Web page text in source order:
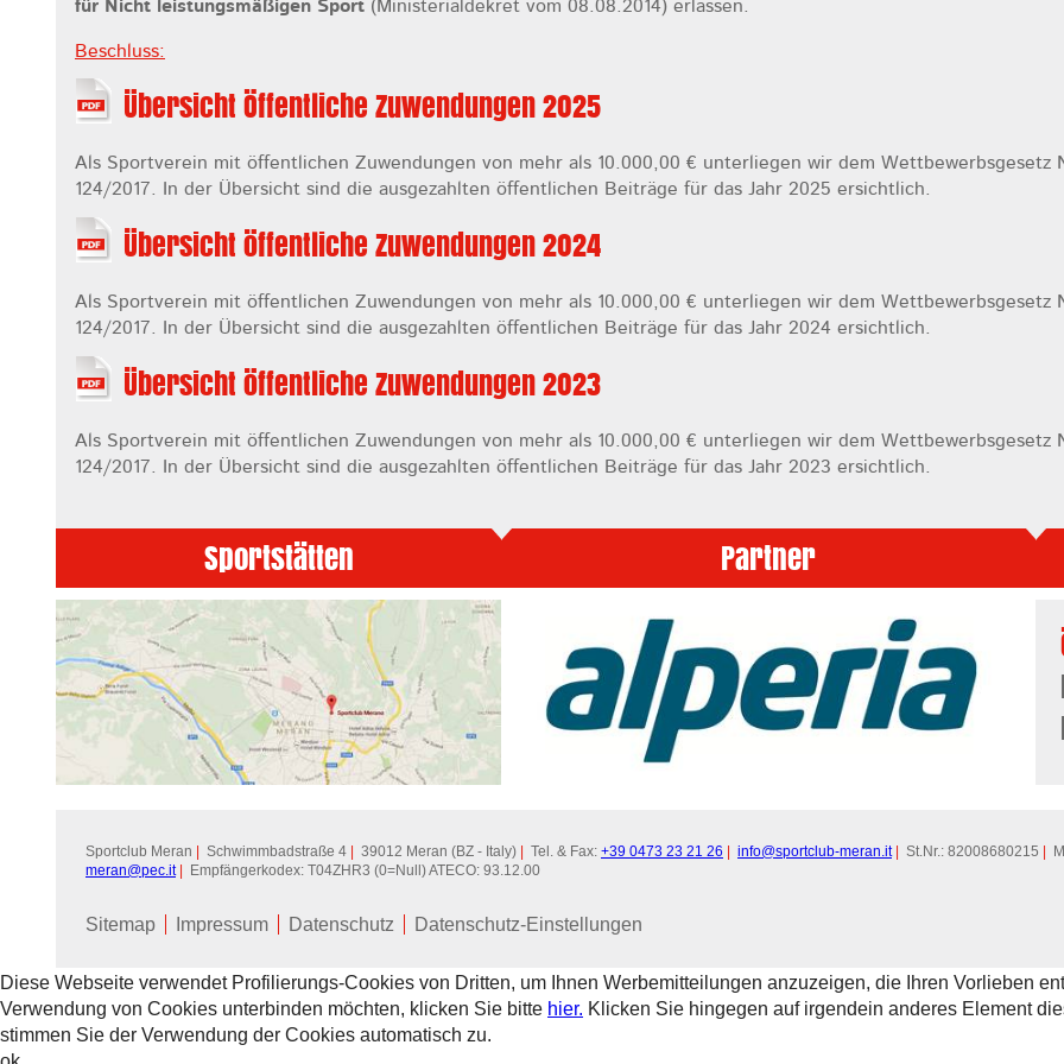
für Nicht leistungsmäßigen Sport (Ministerialdekret vom 08.08.2014) erlassen.
Beschluss:
Übersicht Öffentliche Zuwendungen 2025
Als Sportverein mit öffentlichen Zuwendungen von mehr als 10.000,00 € unterliegen wir dem Wettbewerbsgesetz
124/2017. In der Übersicht sind die ausgezahlten öffentlichen Beiträge für das Jahr 2025 ersichtlich.
Übersicht öffentliche Zuwendungen 2024
Als Sportverein mit öffentlichen Zuwendungen von mehr als 10.000,00 € unterliegen wir dem Wettbewerbsgesetz
124/2017. In der Übersicht sind die ausgezahlten öffentlichen Beiträge für das Jahr 2024 ersichtlich.
Übersicht öffentliche Zuwendungen 2023
Als Sportverein mit öffentlichen Zuwendungen von mehr als 10.000,00 € unterliegen wir dem Wettbewerbsgesetz
124/2017. In der Übersicht sind die ausgezahlten öffentlichen Beiträge für das Jahr 2023 ersichtlich.
Sportstätten Partner
Sportclub Meran Schwimmbadstraße 4 39012 Meran (BZ - Italy) Tel. & Fax: +39 0473 23 21 26 info@sportclub-meran.it St.Nr.: 82008680215
meran@pec.it Empfängerkodex: T04ZHR3 (0=Null) ATECO: 93.12.00
Sitemap Impressum Datenschutz Datenschutz-Einstellungen
Diese Webseite verwendet Profilierungs-Cookies von Dritten, um Ihnen Werbemitteilungen anzuzeigen, die Ihren Vorlieben
Verwendung von Cookies unterbinden möchten, klicken Sie bitte hier. Klicken Sie hingegen auf irgendein anderes Element
stimmen Sie der Verwendung der Cookies automatisch zu.